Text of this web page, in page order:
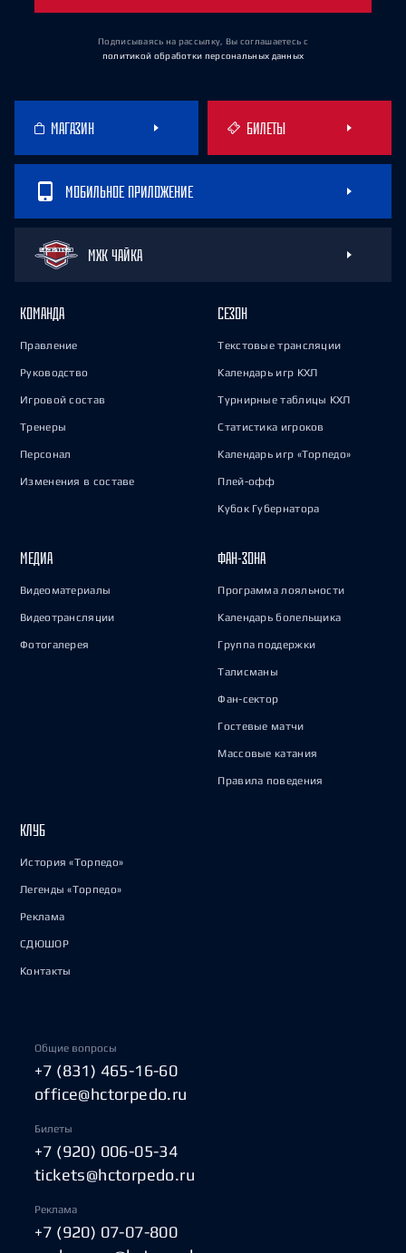
Подписываясь на рассылку, Вы соглашаетесь с
политикой обработки персональных данных
МАГАЗИН БИЛЕТЫ
МОБИЛЬНОЕ ПРИЛОЖЕНИЕ
МХК ЧАЙКА
КОМАНДА
Правление
Руководство
Игровой состав
Тренеры
Персонал
Изменения в составе
СЕЗОН
Текстовые трансляции
Календарь игр КХЛ
Турнирные таблицы КХЛ
Статистика игроков
Календарь игр «Торпедо»
Плей-офф
Кубок Губернатора
МЕДИА
Видеоматериалы
Видеотрансляции
Фотогалерея
ФАН-ЗОНА
Программа лояльности
Календарь болельщика
Группа поддержки
Талисманы
Фан-сектор
Гостевые матчи
Массовые катания
Правила поведения
КЛУБ
История «Торпедо»
Легенды «Торпедо»
Реклама
СДЮШОР
Контакты
Общие вопросы
+7 (831) 465-16-60
office@hctorpedo.ru
Билеты
+7 (920) 006-05-34
tickets@hctorpedo.ru
Реклама
+7 (920) 07-07-800